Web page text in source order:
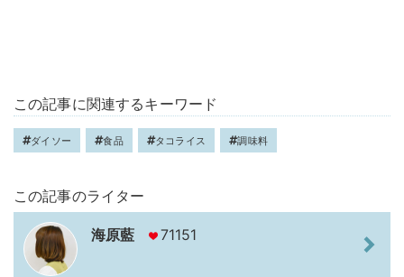
この記事に関連するキーワード
ダイソー 食品 タコライス 調味料
この記事のライター
海原藍 71151